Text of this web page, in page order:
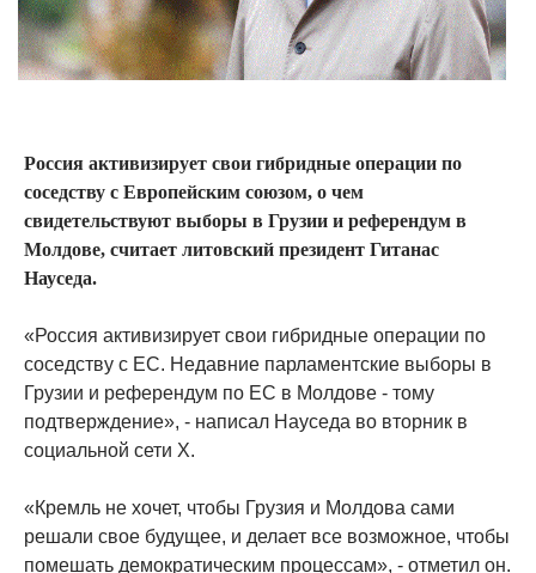
Россия активизирует свои гибридные операции по
соседству с Европейским союзом, о чем
свидетельствуют выборы в Грузии и референдум в
Молдове, считает литовский президент Гитанас
Науседа.
«Россия активизирует свои гибридные операции по
соседству с ЕС. Недавние парламентские выборы в
Грузии и референдум по ЕС в Молдове - тому
подтверждение», - написал Науседа во вторник в
социальной сети X.
«Кремль не хочет, чтобы Грузия и Молдова сами
решали свое будущее, и делает все возможное, чтобы
помешать демократическим процессам», - отметил он.